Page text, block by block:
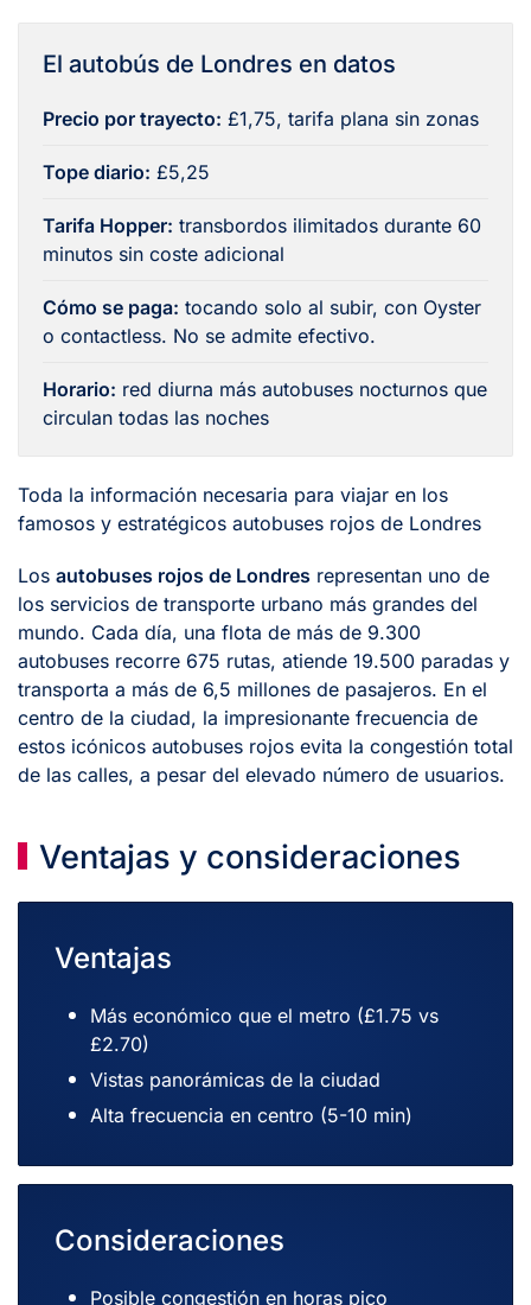
El autobús de Londres en datos
Precio por trayecto: £1,75, tarifa plana sin zonas
Tope diario: £5,25
Tarifa Hopper: transbordos ilimitados durante 60
minutos sin coste adicional
Cómo se paga: tocando solo al subir, con Oyster
o contactless. No se admite efectivo.
Horario: red diurna más autobuses nocturnos que
circulan todas las noches
Toda la información necesaria para viajar en los
famosos y estratégicos autobuses rojos de Londres
Los autobuses rojos de Londres representan uno de
los servicios de transporte urbano más grandes del
mundo. Cada día, una flota de más de 9.300
autobuses recorre 675 rutas, atiende 19.500 paradas y
transporta a más de 6,5 millones de pasajeros. En el
centro de la ciudad, la impresionante frecuencia de
estos icónicos autobuses rojos evita la congestión total
de las calles, a pesar del elevado número de usuarios.
Ventajas y consideraciones
Ventajas
Más económico que el metro (£1.75 vs
£2.70)
Vistas panorámicas de la ciudad
Alta frecuencia en centro (5-10 min)
Consideraciones
Posible congestión en horas pico